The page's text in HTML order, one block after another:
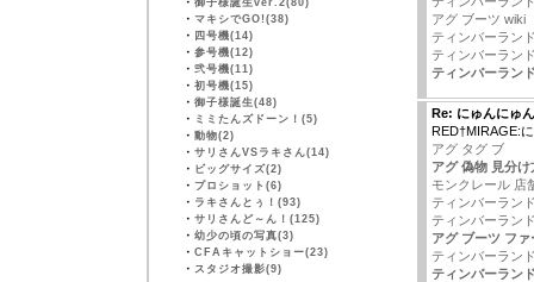
・ 御子様誕生ver.2(80)
・ マキシでGO!(38)
・ 四号機(14)
・ 参号機(12)
・ 弐号機(11)
・ 初号機(15)
・ 御子様誕生(48)
・ ミミたんズドーン！(5)
・ 動物(2)
・ サリさんVSラキさん(14)
・ ビッグサイズ(2)
・ プロショット(6)
・ ラキさんとぅ！(93)
・ サリさんど～ん！(125)
・ 幼少の頃の写真(3)
・ CFAキャットショー(23)
・ スタジオ撮影(9)
アグ ブーツ wiki
ティンバーラン
ティンバーラン
ティンバーラン
Re: にゅんにゅ
RED†MIRAGE:
アグ タグ ブ
アグ 偽物 見分け
モンクレール 店
ティンバーラン
ティンバーラン
アグ ブーツ ファ
ティンバーラン
ティンバーラン